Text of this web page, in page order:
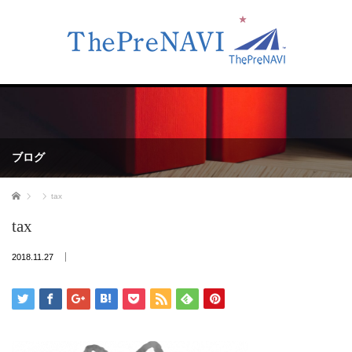
ブログ
ホーム tax
tax
2018.11.27